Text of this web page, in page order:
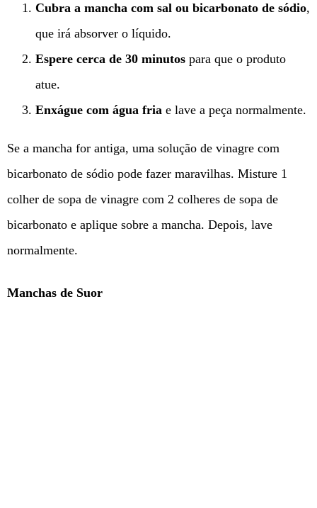
Cubra a mancha com sal ou bicarbonato de sódio,
que irá absorver o líquido.
Espere cerca de 30 minutos para que o produto
atue.
Enxágue com água fria e lave a peça normalmente.
Se a mancha for antiga, uma solução de vinagre com
bicarbonato de sódio pode fazer maravilhas. Misture 1
colher de sopa de vinagre com 2 colheres de sopa de
bicarbonato e aplique sobre a mancha. Depois, lave
normalmente.
Manchas de Suor